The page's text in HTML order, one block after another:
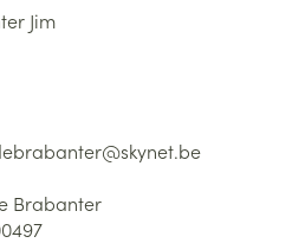
Jim
skynet.be
Brabanter